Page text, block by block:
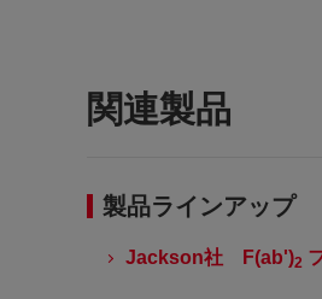
関連製品
製品ラインアップ
Jackson社 F(ab')2